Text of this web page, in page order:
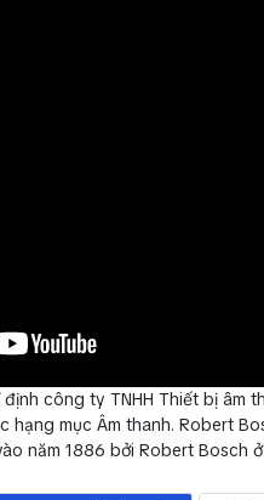
công ty TNHH Thiết bị âm
hạng mục Âm thanh. Robert
năm 1886 bởi Robert Bosch